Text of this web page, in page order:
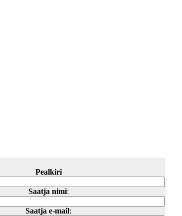
Pealkiri
Saatja nimi:
Saatja e-mail: